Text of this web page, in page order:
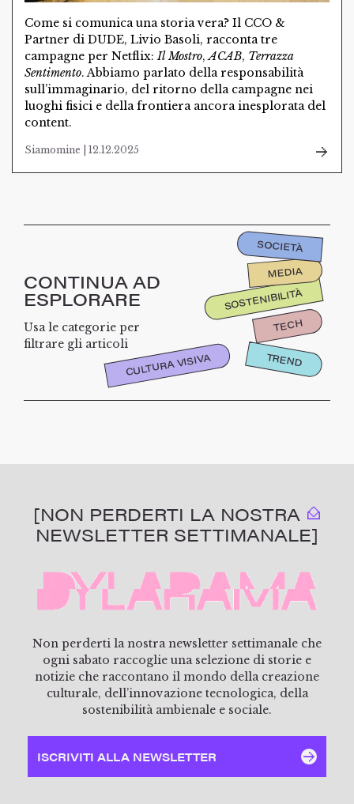
Come si comunica una storia vera? Il CCO &
Partner di DUDE, Livio Basoli, racconta tre
campagne per Netflix:Il Mostro,ACAB, Terrazza
Sentimento. Abbiamo parlato della responsabilità
sull’immaginario, del ritorno della campagne nei
luoghi fisici e della frontiera ancora inesplorata del
content.
Siamomine | 12.12.2025
CONTINUA AD
ESPLORARE
Usa le categorie per
filtrare gli articoli
SOSTENIBILITÀ
TECH
MEDIA
CULTURA VISIVA
SOCIETÀ
TREND
[NON PERDERTI LA NOSTRA
NEWSLETTER SETTIMANALE]
Non perderti la nostra newsletter settimanale che
ogni sabato raccoglie una selezione di storie e
notizie che raccontano il mondo della creazione
culturale, dell’innovazione tecnologica, della
sostenibilità ambienale e sociale.
ISCRIVITI ALLA NEWSLETTER